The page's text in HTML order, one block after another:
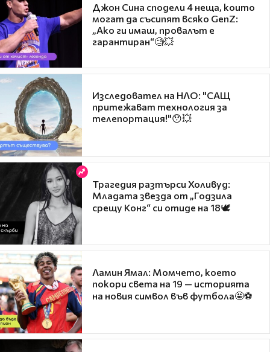
Джон Сина сподели 4 неща, които
могат да съсипят всяко GenZ:
„Ако ги имаш, провалът е
гарантиран“🧐💥
Изследовател на НЛО: "САЩ
притежават технология за
телепортация!"😯💥
Трагедия разтърси Холивуд:
Младата звезда от „Годзила
срещу Конг“ си отиде на 18🕊️
Ламин Ямал: Момчето, което
покори света на 19 — историята
на новия символ във футбола🤩⚽